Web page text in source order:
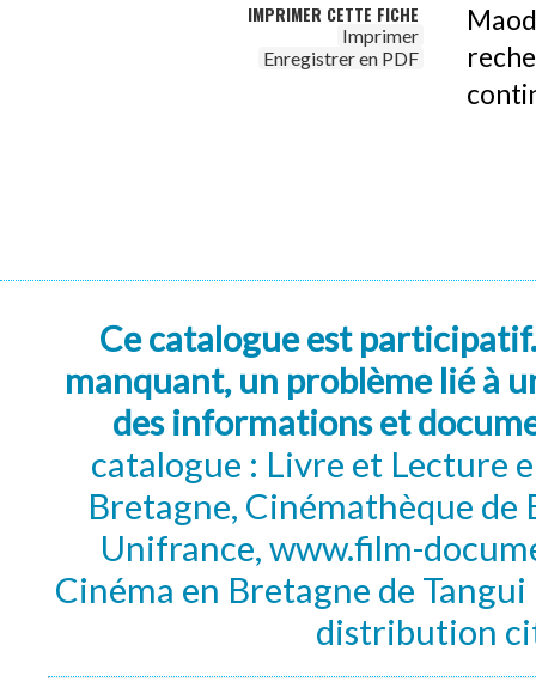
IMPRIMER CETTE FICHE
Imprimer
Enregistrer en PDF
Ce catalogue est
manquant, un problème lié à
des informations et
catalogue : Livre et Lecture
Bretagne, Cinémathèque de
Unifrance, www.film-
Cinéma en Bretagne de
distribution